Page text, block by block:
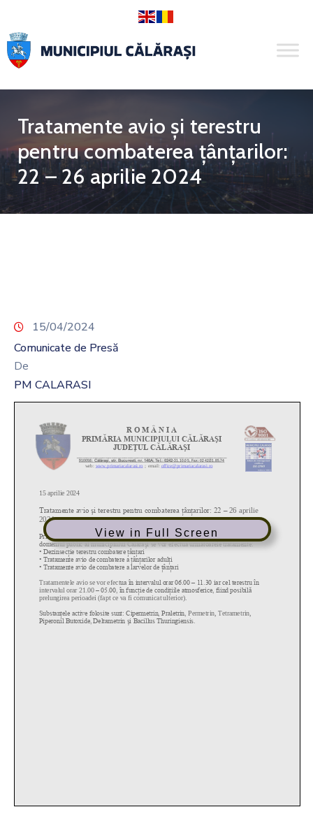
Tratamente avio și terestru
pentru combaterea țânțarilor:
22 – 26 aprilie 2024
15/04/2024
Comunicate de Presă
De
PM CALARASI
View in Full Screen